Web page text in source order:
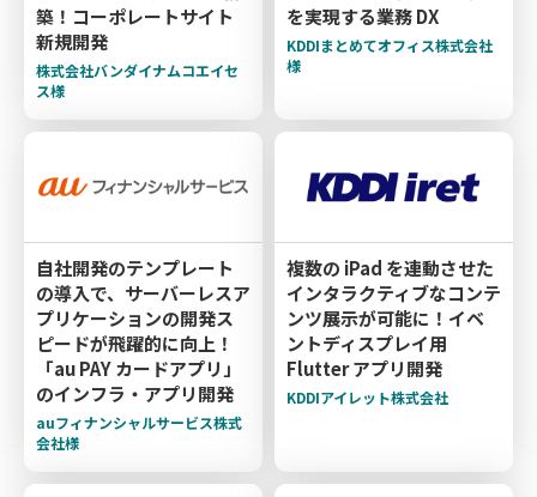
築！コーポレートサイト
新規開発
株式会社バンダイナムコエイセ
ス様
を実現する業務 DX
KDDIまとめてオフィス株式会社
様
自社開発のテンプレート
の導入で、サーバーレスア
プリケーションの開発ス
ピードが飛躍的に向上！
「au PAY カードアプリ」
のインフラ・アプリ開発
auフィナンシャルサービス株式
会社様
複数の iPad を連動させた
インタラクティブなコンテ
ンツ展示が可能に！イベ
ントディスプレイ用
Flutter アプリ開発
KDDIアイレット株式会社